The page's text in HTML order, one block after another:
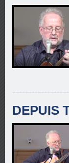
DEPUIS